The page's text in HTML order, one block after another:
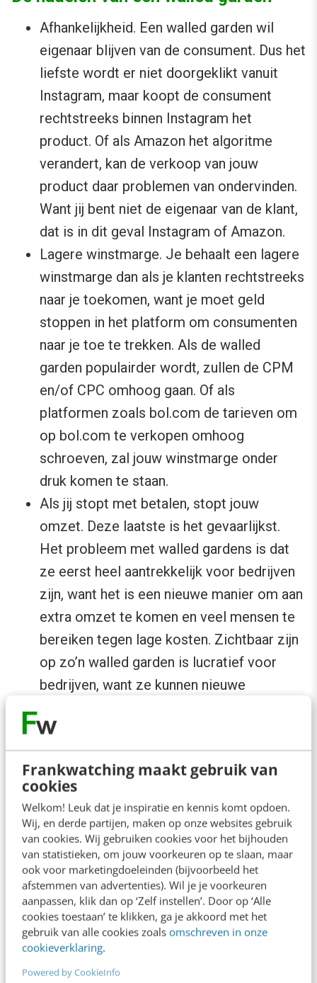
Frankwatching maakt gebruik van
cookies
Welkom! Leuk dat je inspiratie en kennis komt opdoen.
Wij, en derde partijen, maken op onze websites gebruik
van cookies. Wij gebruiken cookies voor het bijhouden
van statistieken, om jouw voorkeuren op te slaan, maar
ook voor marketingdoeleinden (bijvoorbeeld het
afstemmen van advertenties). Wil je je voorkeuren
aanpassen, klik dan op ‘Zelf instellen’. Door op ‘Alle
cookies toestaan’ te klikken, ga je akkoord met het
gebruik van alle cookies zoals omschreven in onze
cookieverklaring.
Powered by CookieInfo
Afhankelijkheid. Een walled garden wil
eigenaar blijven van de consument. Dus het
liefste wordt er niet doorgeklikt vanuit
Instagram, maar koopt de consument
rechtstreeks binnen Instagram het
product. Of als Amazon het algoritme
verandert, kan de verkoop van jouw
product daar problemen van ondervinden.
Want jij bent niet de eigenaar van de klant,
dat is in dit geval Instagram of Amazon.
Lagere winstmarge. Je behaalt een lagere
winstmarge dan als je klanten rechtstreeks
naar je toekomen, want je moet geld
stoppen in het platform om consumenten
naar je toe te trekken. Als de walled
garden populairder wordt, zullen de CPM
en/of CPC omhoog gaan. Of als
platformen zoals bol.com de tarieven om
op bol.com te verkopen omhoog
schroeven, zal jouw winstmarge onder
druk komen te staan.
Als jij stopt met betalen, stopt jouw
omzet. Deze laatste is het gevaarlijkst.
Het probleem met walled gardens is dat
ze eerst heel aantrekkelijk voor bedrijven
zijn, want het is een nieuwe manier om aan
extra omzet te komen en veel mensen te
bereiken tegen lage kosten. Zichtbaar zijn
op zo’n walled garden is lucratief voor
bedrijven, want ze kunnen nieuwe
ben jij niet de eigenaar van de klant, maar
is het platform dat.
De oplossing: garden hopping
Platformen bieden een fantastische kans voor
bedrijven, maar er komen ook gevaren bij
kijken. In den beginne is een platform zeer
aantrekkelijk, maar naarmate de populariteit
stijgt, ontstaat er ook een gevaarlijke
afhankelijkheid.